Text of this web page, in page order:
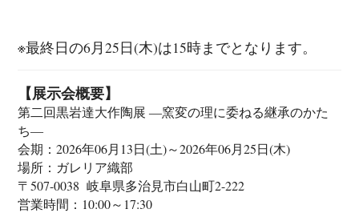
※最終日の6月25日(木)は15時までとなります。
【展示会概要】
第二回黒岩達大作陶展 ―窯変の理に委ねる継承のかた
ち―
会期：2026年06月13日(土)～2026年06月25日(木)
場所：ガレリア織部
〒507-0038 岐阜県多治見市白山町2-222
営業時間：10:00～17:30